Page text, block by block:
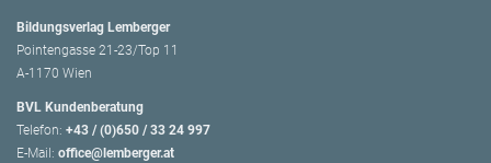
Bildungsverlag Lemberger
Pointengasse 21-23/Top 11
A-1170 Wien
BVL Kundenberatung
Telefon: +43 / (0)650 / 33 24 997
E-Mail: office@lemberger.at